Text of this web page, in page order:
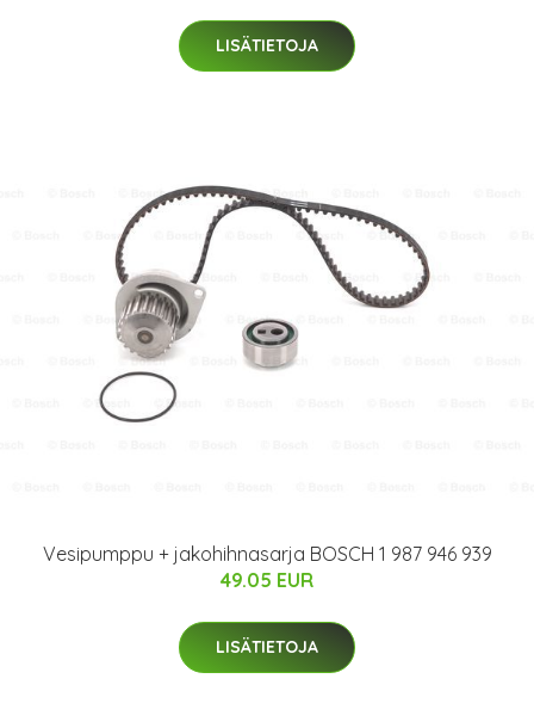
LISÄTIETOJA
Vesipumppu + jakohihnasarja BOSCH 1 987 946 939
49.05 EUR
LISÄTIETOJA